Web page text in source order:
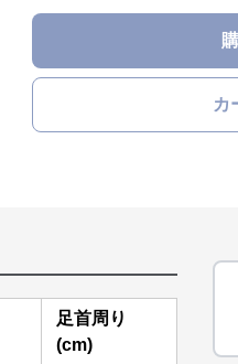
カ
足首周り
(cm)